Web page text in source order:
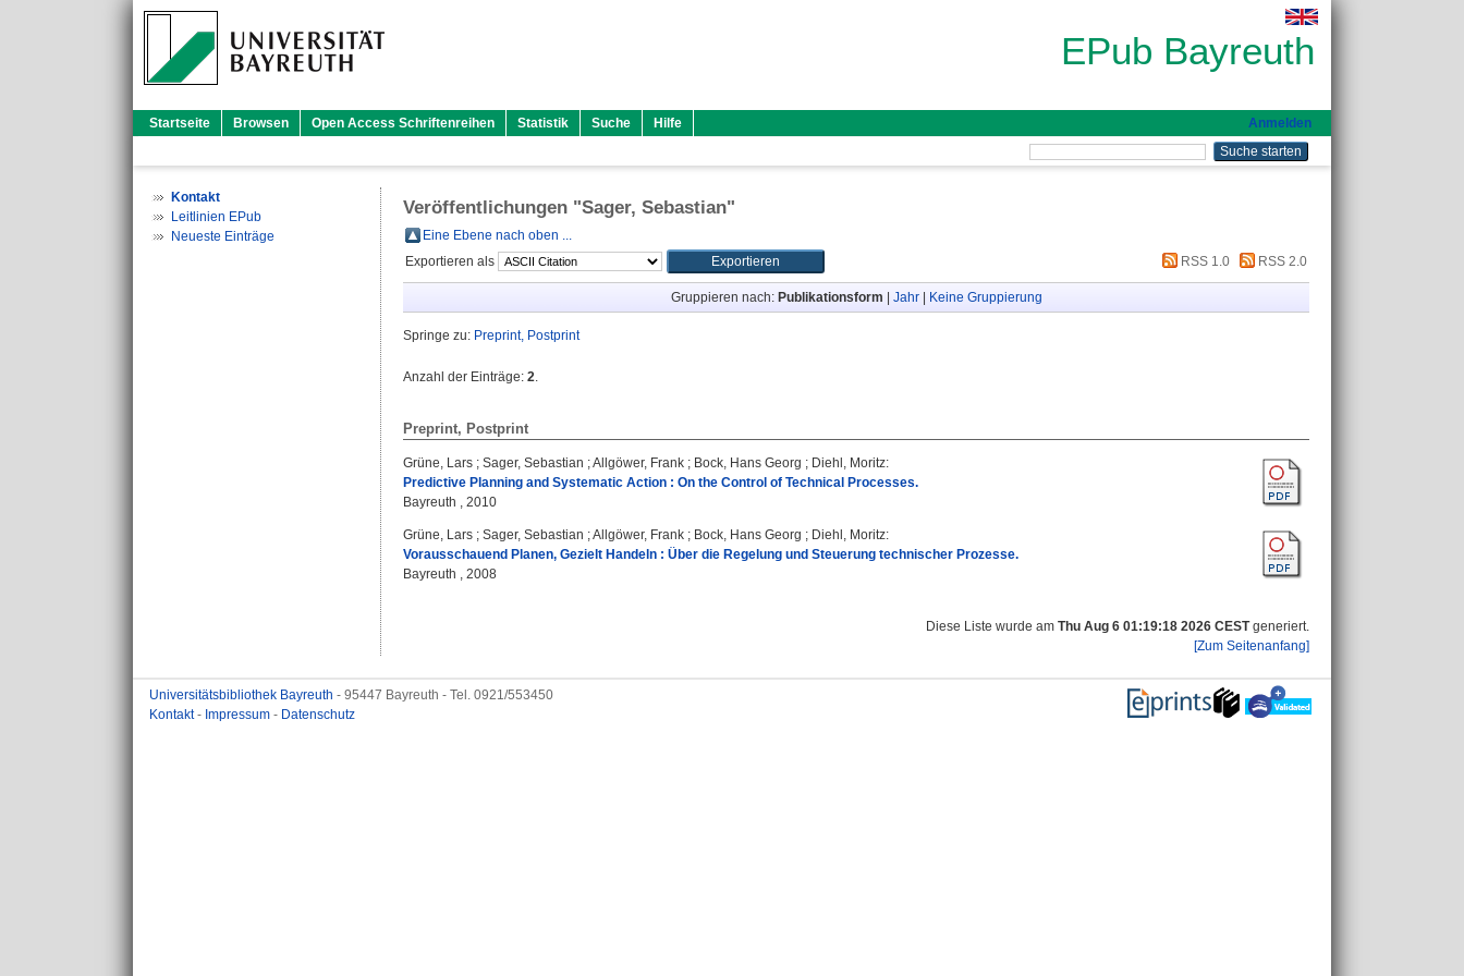
EPub Bayreuth
Startseite Browsen Open Access Schriftenreihen Statistik Suche Hilfe Anmelden
Kontakt
Leitlinien EPub
Neueste Einträge
Veröffentlichungen "Sager, Sebastian"
Eine Ebene nach oben ...
Exportieren als
RSS 1.0 RSS 2.0
Gruppieren nach: Publikationsform Jahr| Keine Gruppierung
Springe zu: Preprint, Postprint
Anzahl der Einträge: 2.
Preprint, Postprint
Grüne, Lars ; Sager, Sebastian ;Allgöwer, Frank ; Bock, Hans Georg ; Diehl, Moritz:
Predictive Planning and Systematic Action : On the Control of Technical Processes.
Bayreuth , 2010
Grüne, Lars ; Sager, Sebastian ;Allgöwer, Frank ; Bock, Hans Georg ; Diehl, Moritz:
Vorausschauend Planen, Gezielt Handeln : Über die Regelung und Steuerung technischer Prozesse.
Bayreuth , 2008
Diese Liste wurde am Thu Aug 6 01:19:18 2026 CESTgeneriert.
[Zum Seitenanfang]
Universitätsbibliothek Bayreuth - 95447 Bayreuth - Tel. 0921/553450
Kontakt- Impressum - Datenschutz